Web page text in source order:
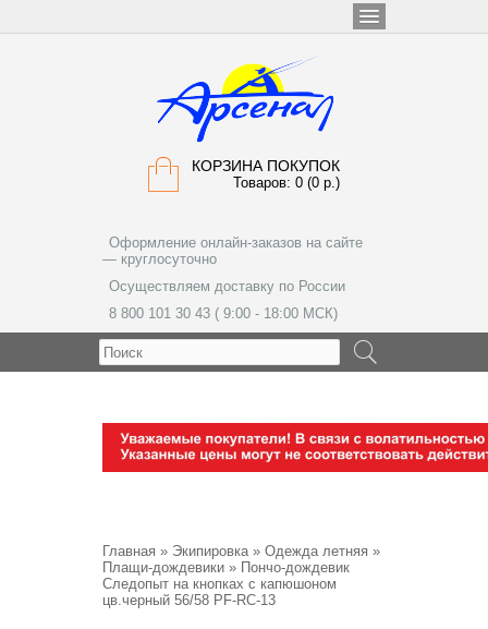
КОРЗИНА ПОКУПОК
Товаров: 0 (0 р.)
Оформление онлайн-заказов на сайте
— круглосуточно
Осуществляем доставку по России
8 800 101 30 43 ( 9:00 - 18:00 МСК)
Главная » Экипировка» Одежда летняя »
Плащи-дождевики » Пончо-дождевик
Следопыт на кнопках с капюшоном
цв.черный 56/58 PF-RC-13